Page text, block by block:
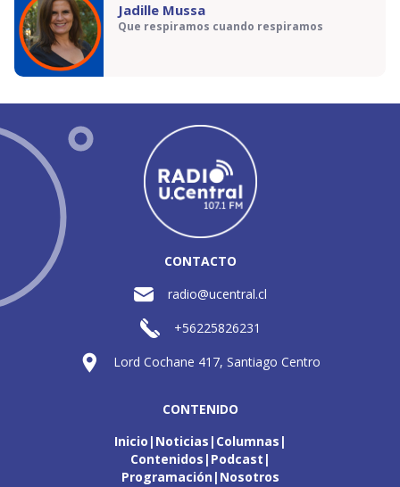
Jadille Mussa
Que respiramos cuando respiramos
CONTACTO
radio@ucentral.cl
+56225826231
Lord Cochane 417, Santiago Centro
CONTENIDO
Inicio Noticias Columnas
Contenidos Podcast
Programación Nosotros